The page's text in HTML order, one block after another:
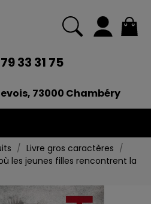
33 31 75
73000 Chambéry
Livre gros caractères
les jeunes filles rencontrent la